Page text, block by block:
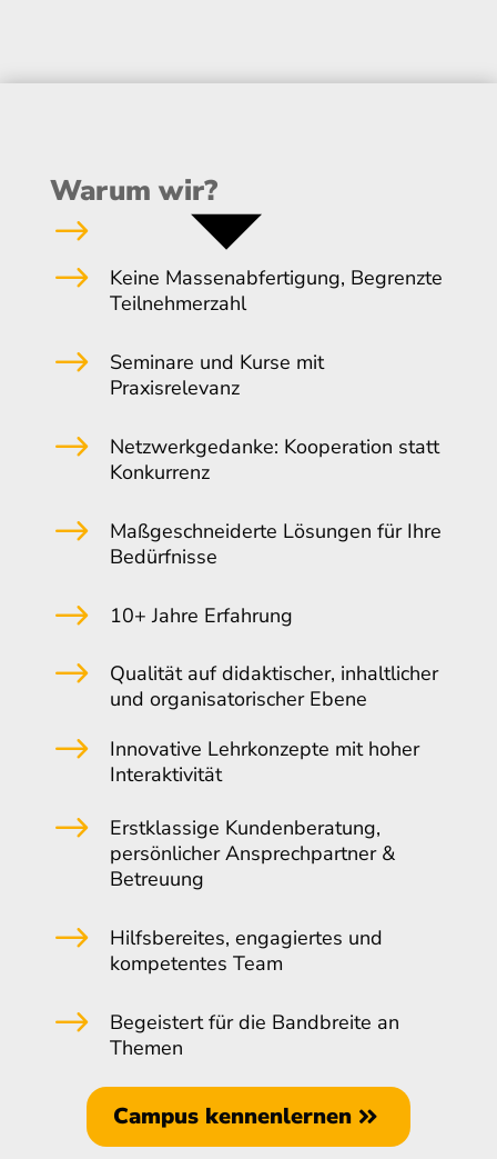
Warum wir?
$
$
Keine Massenabfertigung, Begrenzte
Teilnehmerzahl
$
Seminare und Kurse mit
Praxisrelevanz
$
Netzwerkgedanke: Kooperation statt
Konkurrenz
$
Maßgeschneiderte Lösungen für Ihre
Bedürfnisse
$ 10+ Jahre Erfahrung
$
Qualität auf didaktischer, inhaltlicher
und organisatorischer Ebene
$
Innovative Lehrkonzepte mit hoher
Interaktivität
$
Erstklassige Kundenberatung,
persönlicher Ansprechpartner &
Betreuung
$
Hilfsbereites, engagiertes und
kompetentes Team
$
Begeistert für die Bandbreite an
Themen
Campus kennenlernen